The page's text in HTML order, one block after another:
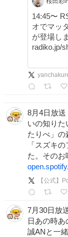
14:45〜
オでマッタリー
が登場し
radiko.jp/
8月4日放
いの知りた
たりべ」の
「スズキ
た。そのお
【公式】
7月30日放
日あの時
誠ANと一